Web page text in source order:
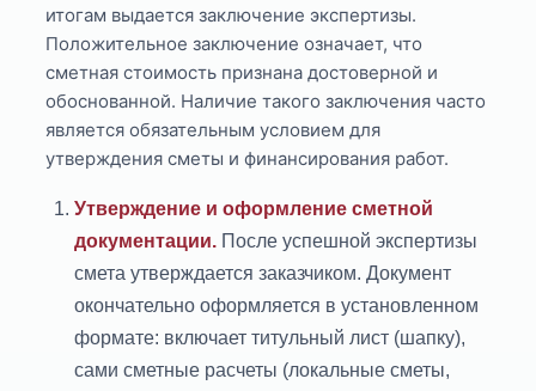
итогам выдается заключение экспертизы.
Положительное заключение означает, что
сметная стоимость признана достоверной и
обоснованной. Наличие такого заключения часто
является обязательным условием для
утверждения сметы и финансирования работ.
Утверждение и оформление сметной
документации. После успешной экспертизы
смета утверждается заказчиком. Документ
окончательно оформляется в установленном
формате: включает титульный лист (шапку),
сами сметные расчеты (локальные сметы,